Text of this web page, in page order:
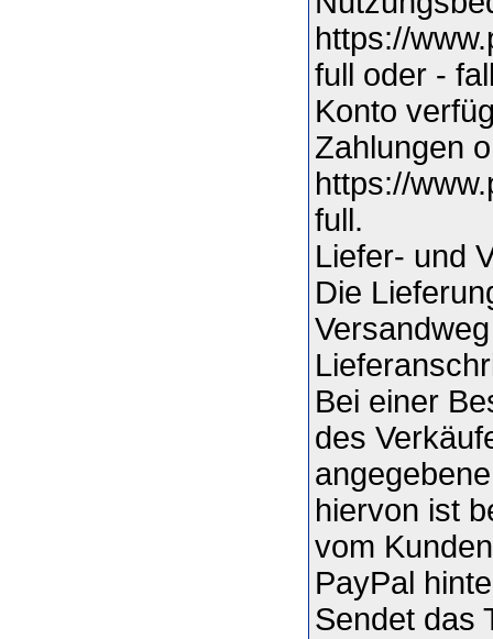
https://
full oder -
Konto
Zahlungen
https://
full.
Liefer- und
Die
Bei einer
des
hiervon ist
vom
PayPal
Sendet das